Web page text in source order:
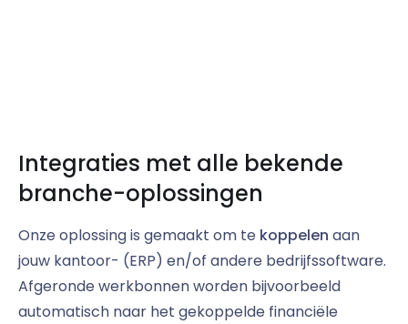
Integraties met alle bekende
branche-oplossingen
Onze oplossing is gemaakt om te koppelen aan
jouw kantoor- (ERP) en/of andere bedrijfssoftware.
Afgeronde werkbonnen worden bijvoorbeeld
automatisch naar het gekoppelde financiële